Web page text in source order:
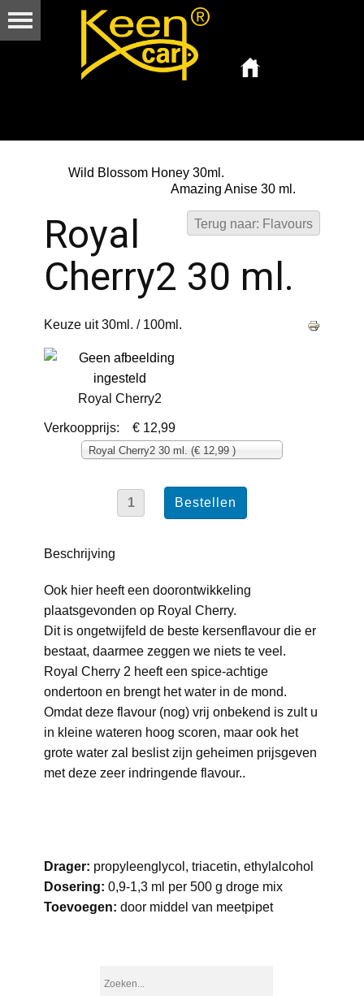
Wild Blossom Honey 30ml.
Amazing Anise 30 ml.
Terug naar: Flavours
Royal
Cherry2 30 ml.
Keuze uit 30ml. / 100ml.
Royal Cherry2
Verkoopprijs: € 12,99
Royal Cherry2 30 ml. (€ 12,99 )
Beschrijving
Ook hier heeft een doorontwikkeling
plaatsgevonden op Royal Cherry.
Dit is ongetwijfeld de beste kersenflavour die er
bestaat, daarmee zeggen we niets te veel.
Royal Cherry 2 heeft een spice-achtige
ondertoon en brengt het water in de mond.
Omdat deze flavour (nog) vrij onbekend is zult u
in kleine wateren hoog scoren, maar ook het
grote water zal beslist zijn geheimen prijsgeven
met deze zeer indringende flavour..
Drager: propyleenglycol, triacetin, ethylalcohol
Dosering: 0,9-1,3 ml per 500 g droge mix
Toevoegen: door middel van meetpipet